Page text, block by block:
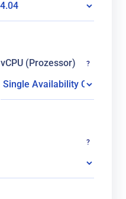
vCPU (Prozessor) ?
?